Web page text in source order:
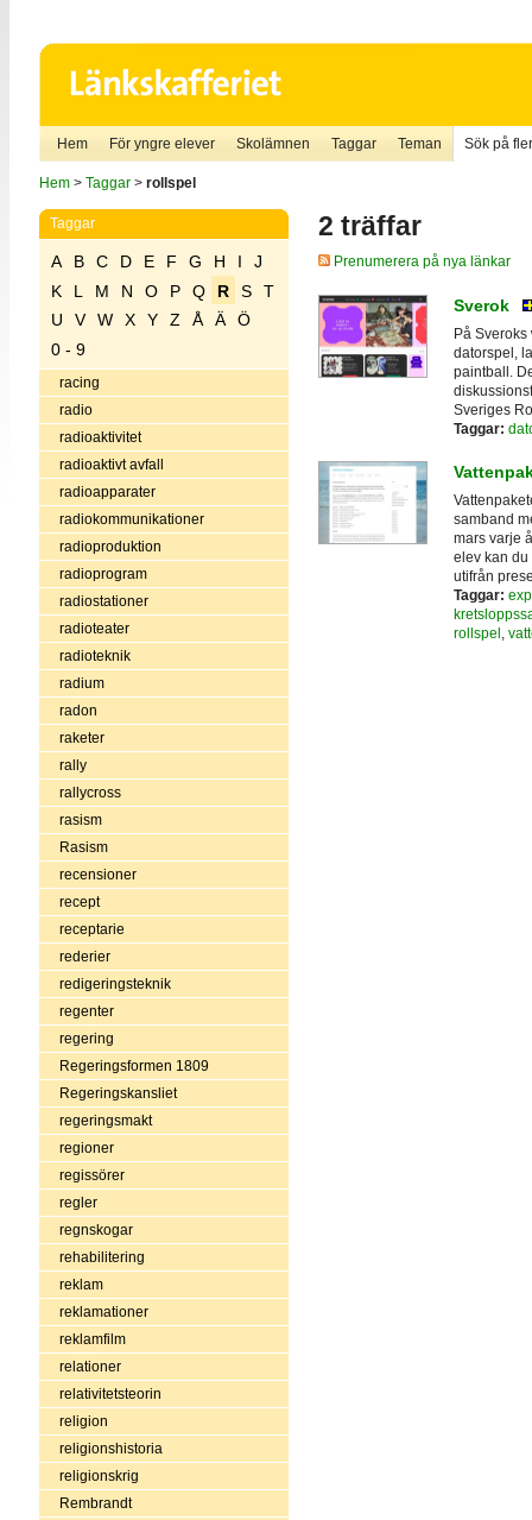
Hem För yngre elever Skolämnen Taggar Teman Sök på
Hem> Taggar> rollspel
Taggar
A B C D E F G H I
J
K
L M N O P Q R S
T
U
V W X Y Z Å Ä
Ö
0 - 9
racing
radio
radioaktivitet
radioaktivt avfall
radioapparater
radiokommunikationer
radioproduktion
radioprogram
radiostationer
radioteater
radioteknik
radium
radon
raketer
rally
rallycross
rasism
Rasism
recensioner
recept
receptarie
rederier
redigeringsteknik
regenter
regering
Regeringsformen 1809
Regeringskansliet
regeringsmakt
regioner
regissörer
regler
regnskogar
rehabilitering
reklam
reklamationer
reklamfilm
relationer
relativitetsteorin
religion
religionshistoria
religionskrig
Rembrandt
2 träffar
Prenumerera på nya länkar
Sverok
På
datorspel,
paintball.
Sveriges
Taggar:
samband
mars varje
elev kan du
utifrån
Taggar:
rollspel ,